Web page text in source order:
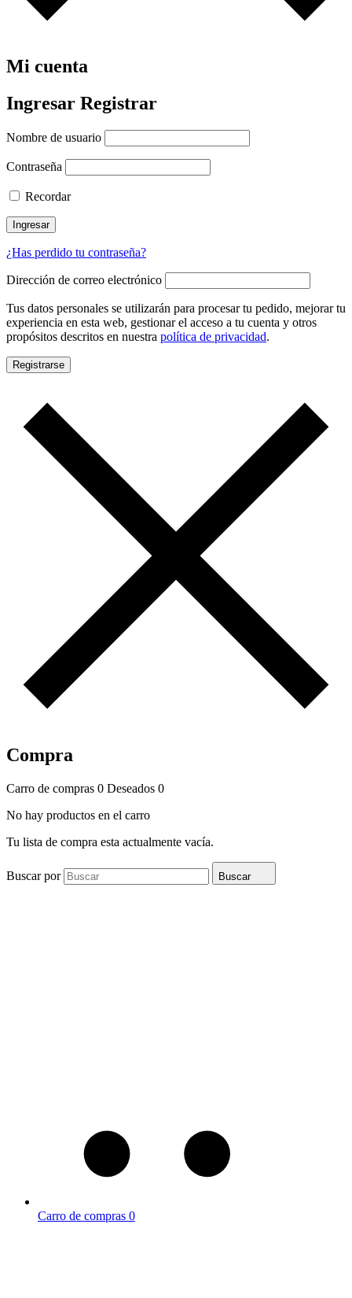
Mi cuenta
Ingresar Registrar
Nombre de usuario
Contraseña
Recordar
Ingresar
¿Has perdido tu contraseña?
Dirección de correo electrónico
Tus datos personales se utilizarán para procesar tu pedido, mejorar tu
experiencia en esta web, gestionar el acceso a tu cuenta y otros
propósitos descritos en nuestra política de privacidad.
Registrarse
Compra
Carro de compras 0 Deseados 0
No hay productos en el carro
Tu lista de compra esta actualmente vacía.
Buscar por Buscar
Carro de compras 0